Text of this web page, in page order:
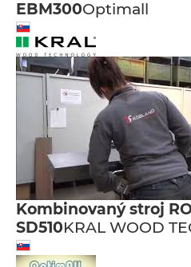
EBM300Optimall
Kombinovaný stroj
SD510KRAL WOOD